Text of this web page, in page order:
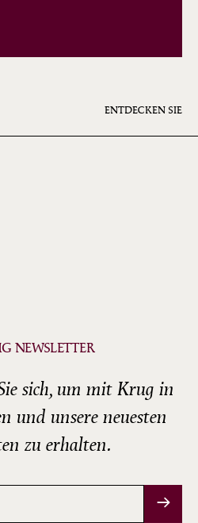
ENTDECKEN SIE
NEWSLETTER
sich, um mit Krug in
und unsere neuesten
zu erhalten.